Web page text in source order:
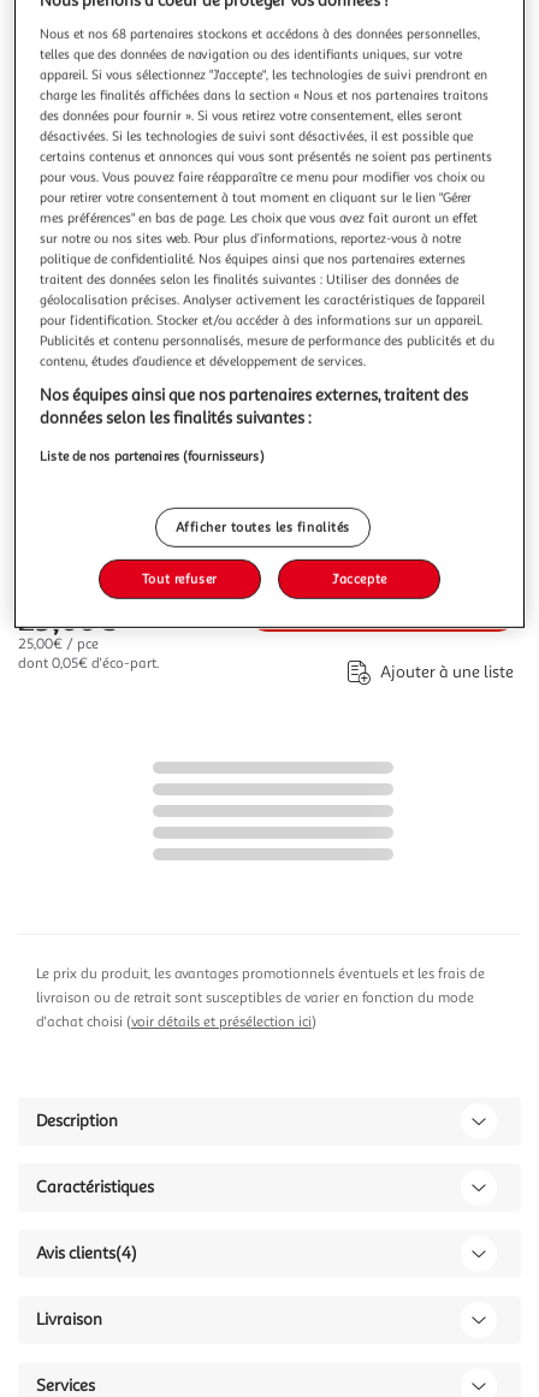
précédentesuivante
4.8 (4)
APPLE
Ecouteurs EarPods avec connecteur Lightning - Blanc
APPLE EarPods avec connecteur LightningEmportez vos
EarPods partout avec vous, écoutez votre musique avec des
basses profondes et plus riches. Les EarPods sont dotés de
la fonction Kit Mains libres, vous allez pouvoir répondre à
vos appels et discuter pendant des heures.
En savoir +
Garantie fabricant: 12 mois *
Vendu parAuchan
Livr. ou retrait dès 3/4 jours
A partir de 3,00€ - Retrait offert dès 35€
Plus d'options
Choisir un magasin
25,00€
25,00€ / pce
dont 0,05€ d'éco-part.
Ajouter à une liste
Le prix du produit, les avantages promotionnels éventuels et les frais de
livraison ou de retrait sont susceptibles de varier en fonction du mode
d'achat choisi (voir détails et présélection ici)
Description
Caractéristiques
Avis clients(4)
Livraison
Services
Nous et nos 68 partenaires stockons et accédons à des données personnelles,
telles que des données de navigation ou des identifiants uniques, sur votre
appareil. Si vous sélectionnez "J'accepte", les technologies de suivi prendront en
charge les finalités affichées dans la section « Nous et nos partenaires traitons
des données pour fournir ». Si vous retirez votre consentement, elles seront
désactivées. Si les technologies de suivi sont désactivées, il est possible que
certains contenus et annonces qui vous sont présentés ne soient pas pertinents
pour vous. Vous pouvez faire réapparaître ce menu pour modifier vos choix ou
pour retirer votre consentement à tout moment en cliquant sur le lien "Gérer
mes préférences" en bas de page. Les choix que vous avez fait auront un effet
sur notre ou nos sites web. Pour plus d’informations, reportez-vous à notre
politique de confidentialité. Nos équipes ainsi que nos partenaires externes
traitent des données selon les finalités suivantes : Utiliser des données de
géolocalisation précises. Analyser activement les caractéristiques de l’appareil
pour l’identification. Stocker et/ou accéder à des informations sur un appareil.
Publicités et contenu personnalisés, mesure de performance des publicités et du
contenu, études d’audience et développement de services.
Nos équipes ainsi que nos partenaires externes, traitent des
données selon les finalités suivantes :
Liste de nos partenaires (fournisseurs)
Afficher toutes les finalités
Tout refuser J'accepte